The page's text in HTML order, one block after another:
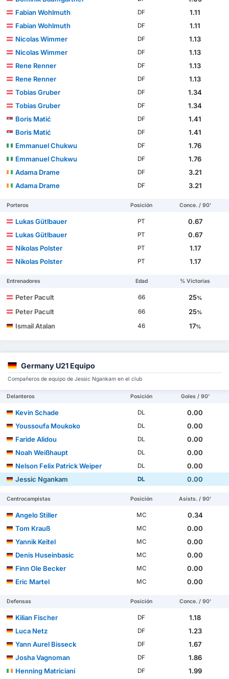
Fabian Wohlmuth
DF
1.11
Fabian Wohlmuth
DF
1.11
Nicolas Wimmer
DF
1.13
Nicolas Wimmer
DF
1.13
Rene Renner
DF
1.13
Rene Renner
DF
1.13
Tobias Gruber
DF
1.34
Tobias Gruber
DF
1.34
Boris Matić
DF
1.41
Boris Matić
DF
1.41
Emmanuel Chukwu
DF
1.76
Emmanuel Chukwu
DF
1.76
Adama Drame
DF
3.21
Adama Drame
DF 3.21
Porteros Posición Conce. / 90'
Lukas Gütlbauer PT
0.67
Lukas Gütlbauer
PT
0.67
Nikolas Polster
PT
1.17
Nikolas Polster
PT 1.17
Entrenadores Edad % Victorias
Peter Pacult 66 25%
Peter Pacult 66 25%
Ismail Atalan 46 17%
Germany U21 Equipo
Compañeros de equipo de Jessic Ngankam en el club
Delanteros Posición Goles / 90'
Kevin Schade DL
0.00
Youssoufa Moukoko
DL
0.00
Faride Alidou
DL
0.00
Noah Weißhaupt
DL
0.00
Nelson Felix Patrick Weiper
DL
0.00
Jessic Ngankam
DL 0.00
Centrocampistas Posición Asists. / 90'
Angelo Stiller MC
0.34
Tom Krauß
MC
0.00
Yannik Keitel
MC
0.00
Denis Huseinbasic
MC
0.00
Finn Ole Becker
MC
0.00
Eric Martel
MC 0.00
Defensas Posición Conce. / 90'
Kilian Fischer DF
1.18
Luca Netz
DF
1.23
Yann Aurel Bisseck
DF
1.67
Josha Vagnoman
DF
1.86
Henning Matriciani
DF
1.99